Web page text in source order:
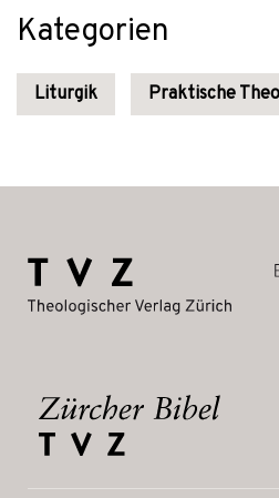
Kategorien
Liturgik Praktische